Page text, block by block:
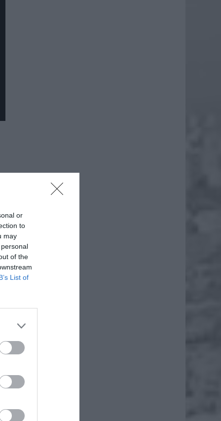
or
to
may
of the
List of